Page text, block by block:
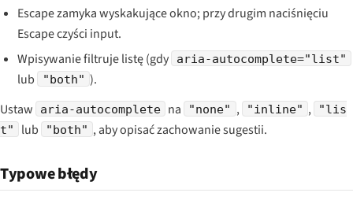
Escape zamyka wyskakujące okno; przy drugim naciśnięciu
Escape czyści input.
Wpisywanie filtruje listę (gdy
aria-autocomplete="list"
lub "both" ).
Ustaw
aria-autocomplete na "none" , "inline" ,
"lis
t"
lub "both" , aby opisać zachowanie sugestii.
Typowe błędy